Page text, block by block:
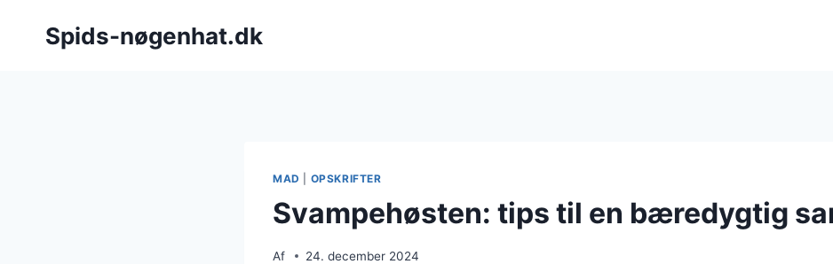
Spids-nøgenhat.dk
MAD OPSKRIFTER
Svampehøsten: tips til en bæredygtig
Af 24. december 2024